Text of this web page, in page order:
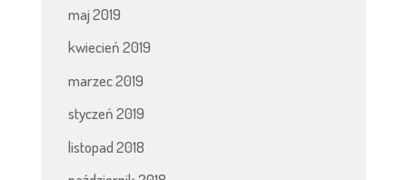
maj 2019
kwiecień 2019
marzec 2019
styczeń 2019
listopad 2018